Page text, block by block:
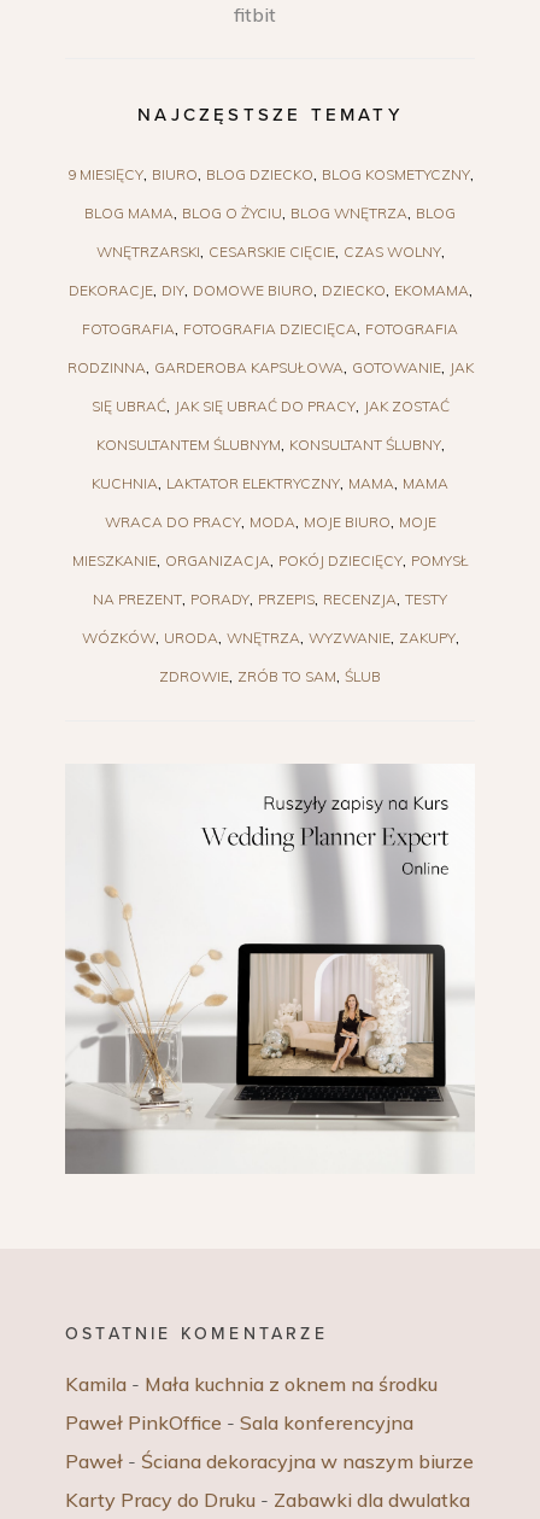
fitbit
NAJCZĘSTSZE TEMATY
9 MIESIĘCY BIURO BLOG DZIECKO BLOG KOSMETYCZNY
BLOG MAMA BLOG O ŻYCIU BLOG WNĘTRZA BLOG
WNĘTRZARSKI CESARSKIE CIĘCIE CZAS WOLNY
DEKORACJE DIY DOMOWE BIURO DZIECKO EKOMAMA
FOTOGRAFIA FOTOGRAFIA DZIECIĘCA FOTOGRAFIA
RODZINNA GARDEROBA KAPSUŁOWA GOTOWANIE JAK
SIĘ UBRAĆ JAK SIĘ UBRAĆ DO PRACY JAK ZOSTAĆ
KONSULTANTEM ŚLUBNYM KONSULTANT ŚLUBNY
KUCHNIA LAKTATOR ELEKTRYCZNY MAMA MAMA
WRACA DO PRACY MODA MOJE BIURO MOJE
MIESZKANIE ORGANIZACJA POKÓJ DZIECIĘCY POMYSŁ
NA PREZENT PORADY PRZEPIS RECENZJA TESTY
WÓZKÓW URODA WNĘTRZA WYZWANIE ZAKUPY
ZDROWIE ZRÓB TO SAM ŚLUB
OSTATNIE KOMENTARZE
Kamila - Mała kuchnia z oknem na środku
Paweł PinkOffice - Sala konferencyjna
Paweł - Ściana dekoracyjna w naszym biurze
Karty Pracy do Druku - Zabawki dla dwulatka